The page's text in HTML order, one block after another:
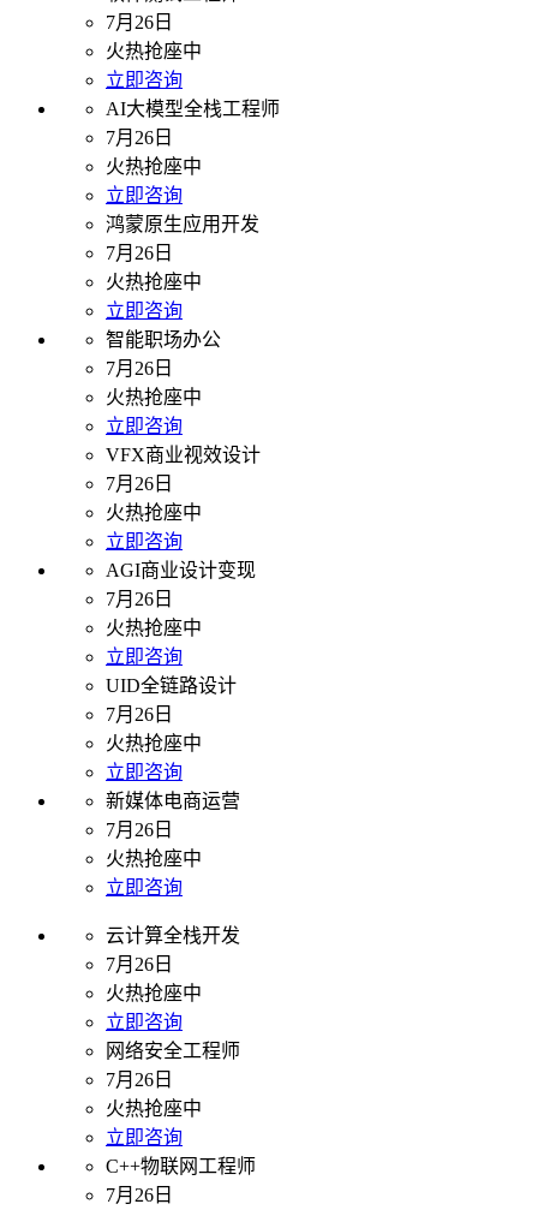
7月26日
火热抢座中
立即咨询
AI大模型全栈工程师
7月26日
火热抢座中
立即咨询
鸿蒙原生应用开发
7月26日
火热抢座中
立即咨询
智能职场办公
7月26日
火热抢座中
立即咨询
VFX商业视效设计
7月26日
火热抢座中
立即咨询
AGI商业设计变现
7月26日
火热抢座中
立即咨询
UID全链路设计
7月26日
火热抢座中
立即咨询
新媒体电商运营
7月26日
火热抢座中
立即咨询
云计算全栈开发
7月26日
火热抢座中
立即咨询
网络安全工程师
7月26日
火热抢座中
立即咨询
C++物联网工程师
7月26日